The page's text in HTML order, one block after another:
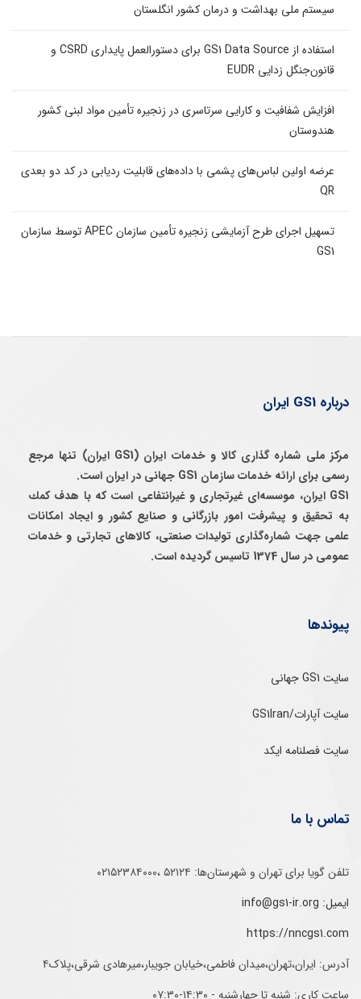
سیستم ملی بهداشت و درمان کشور انگلستان
استفاده از GS1 Data Source برای دستورالعمل پایداری CSRD و
قانون‌جنگل زدایی EUDR
افزایش شفافیت و کارایی سرتاسری در زنجیره تأمین مواد لبنی کشور
هندوستان
عرضه اولین لباس‌های پشمی با داده‌های قابلیت ردیابی در کد دو بعدی
QR
تسهیل اجرای طرح آزمایشی زنجیره تأمین سازمان APEC توسط سازمان
GS1
درباره GS1 ایران
مرکز ملی شماره گذاری کالا و خدمات ایران (GS1 ایران) تنها مرجع
رسمی برای ارائه خدمات سازمان GS1 جهانی در ایران است.
GS1 ایران، موسسه‌ای غيرتجاری و غيرانتفاعی است كه با هدف كمك
به تحقيق و پيشرفت امور بازرگانی و صنايع كشور و ايجاد امكانات
علمی جهت شماره‌گذاری توليدات صنعتی، كالاهای تجارتی و خدمات
عمومی در سال 1374 تاسيس گرديده است.
پیوندها
سایت GS1 جهانی
سایت آپارات/GS1Iran
سایت فصلنامه ایکد
تماس با ما
تلفن‌ گویا برای‌ تهران‌‌ و‌ شهرستان‌ها:‌ ۵۲۱۲۴ ،۰۲۱۵۲۳۸۴۰۰۰
ایمیل: info@gs1-ir.org
https://nncgs1.com
آدرس: ایران،تهران،میدان فاطمی،خیابان جویبار،میرهادی شرقی،پلاک۴
ساعت کاری: شنبه تا چهارشنبه - ۱۴:۳۰-۰۷:۳۰